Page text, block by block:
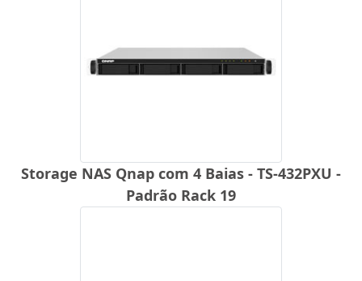
Storage NAS Qnap com 4 Baias - TS-432PXU -
Padrão Rack 19